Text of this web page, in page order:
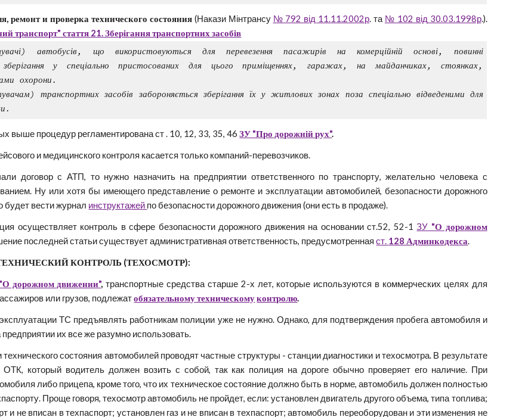
ремонт и проверка технического состояния(Накази Мінтрансу № 792 від 11.11.2002р. та № 102 від 30.03.1998р.).
транспорт" стаття 21. Зберігання транспортних засобів
автобусів, що використовуються для перевезення пасажирів на комерційній основі, повинні
зберігання у спеціально пристосованих для цього приміщеннях, гаражах, на майданчиках, стоянках,
охорони.
транспортних засобів забороняється зберігання їх у житлових зонах поза спеціально відведеними для
выше процедур регламентирована ст . 10, 12, 33, 35, 46ЗУ "Про дорожній рух".
и медицинского контроля касается только компаний-перевозчиков.
договор с АТП, то нужно назначить на предприятии ответственного по транспорту, желательно человека с
Ну или хотя бы имеющего представление о ремонте и эксплуатации автомобилей, безопасности дорожного
будет вести журнал инструктажей по безопасности дорожного движения (они есть в продаже).
осуществляет контроль в сфере безопасности дорожного движения на основании ст.52, 52-1ЗУ "О дорожном
последней статьи существует административная ответственность, предусмотреннаяст. 128 Админкодекса.
КОНТРОЛЬ (ТЕХОСМОТР):
дорожном движении", транспортные средства старше 2-х лет, которые используются в коммерческих целях для
или грузов, подлежатобязательному техническому контролю.
ТС предъявлять работникам полиции уже не нужно. Однако, для подтверждения пробега автомобиля и
их все же разумно использовать.
состояния автомобилей проводят частные структуры - станции диагностики и техосмотра. В результате
который водитель должен возить с собой, так как полиция на дороге обычно проверяет его наличие. При
либо прицепа, кроме того, что их техническое состояние должно быть в норме, автомобиль должен полностью
Проще говоря, техосмотр автомобиль не пройдет, если: установлен двигатель другого объема, типа топлива;
и не вписан в техпаспорт; установлен газ и не вписан в техпаспорт; автомобиль переоборудован и эти изменения не